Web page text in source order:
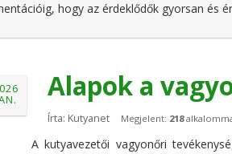
hogy az érdeklődők gyorsan és
Alapok a
Írta: Kutyanet Megjelent: 218
A kutyavezetői vagyonőri